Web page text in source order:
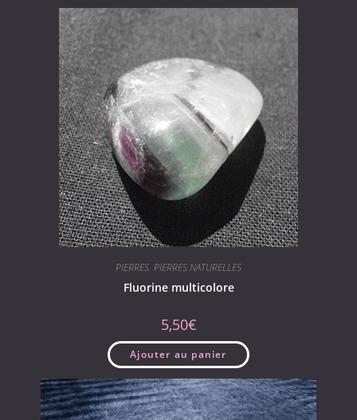
PIERRES PIERRES NATURELLES
Fluorine multicolore
5,50€
Ajouter au panier